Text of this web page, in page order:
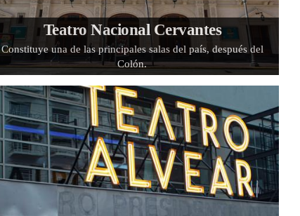
Teatro Nacional Cervantes
Constituye una de las principales salas del país, después del
Colón.